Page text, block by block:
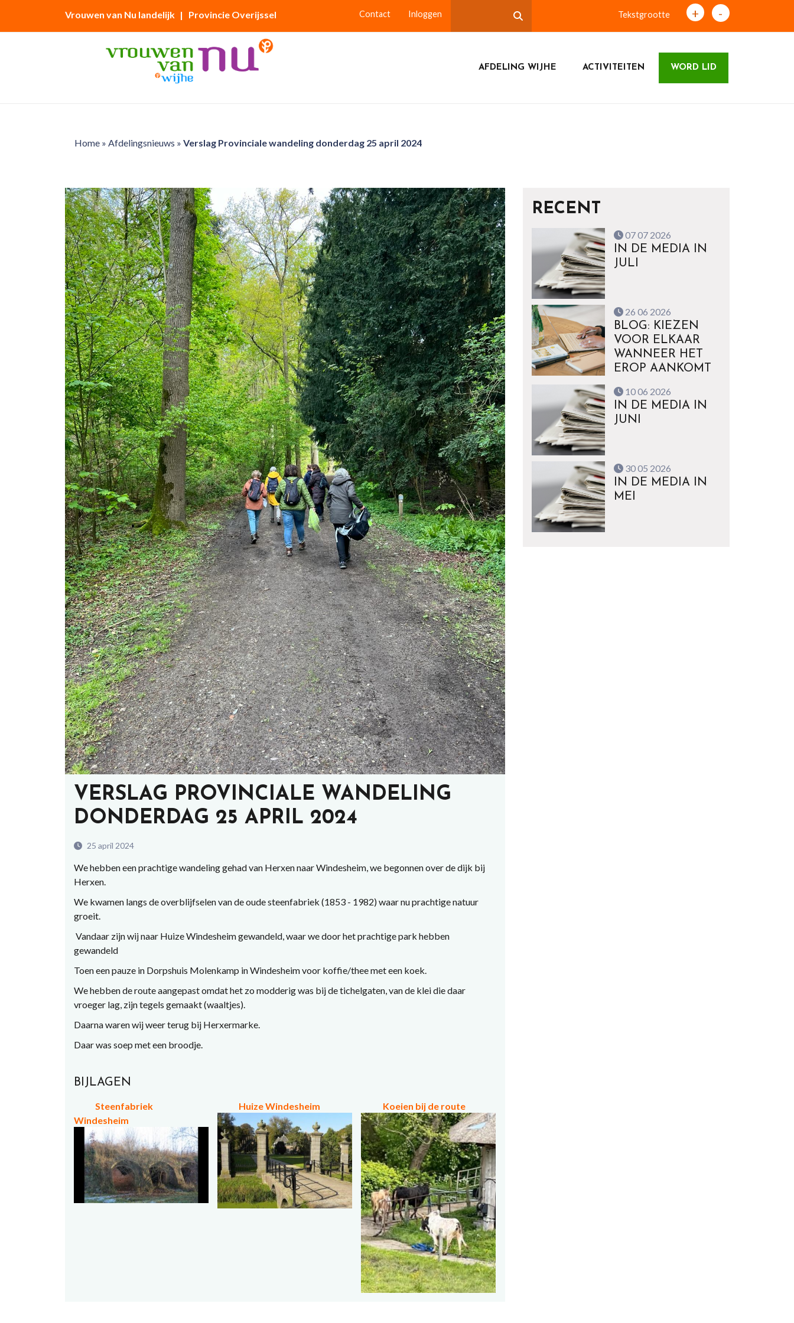
Vrouwen van Nu landelijk | Provincie Overijssel Contact Inloggen Tekstgrootte + -
AFDELING WIJHE ACTIVITEITEN WORD LID
Home» Afdelingsnieuws » Verslag Provinciale wandeling donderdag 25 april 2024
VERSLAG PROVINCIALE WANDELING
DONDERDAG 25 APRIL 2024
25 april 2024
We hebben een prachtige wandeling gehad van Herxen naar Windesheim, we begonnen over de dijk bij
Herxen.
We kwamen langs de overblijfselen van de oude steenfabriek (1853 - 1982) waar nu prachtige natuur
groeit.
Vandaar zijn wij naar Huize Windesheim gewandeld, waar we door het prachtige park hebben
gewandeld
Toen een pauze in Dorpshuis Molenkamp in Windesheim voor koffie/thee met een koek.
We hebben de route aangepast omdat het zo modderig was bij de tichelgaten, van de klei die daar
vroeger lag, zijn tegels gemaakt (waaltjes).
Daarna waren wij weer terug bij Herxermarke.
Daar was soep met een broodje.
BIJLAGEN
Steenfabriek
Windesheim
Huize Windesheim Koeien bij de route
RECENT
07 07 2026
IN DE MEDIA IN
JULI
26 06 2026
BLOG: KIEZEN
VOOR ELKAAR
WANNEER HET
EROP AANKOMT
10 06 2026
IN DE MEDIA IN
JUNI
30 05 2026
IN DE MEDIA IN
MEI